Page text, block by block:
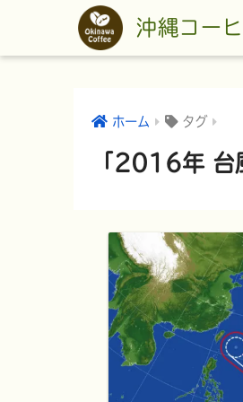
沖縄コー
ホーム タグ
「2016年 台